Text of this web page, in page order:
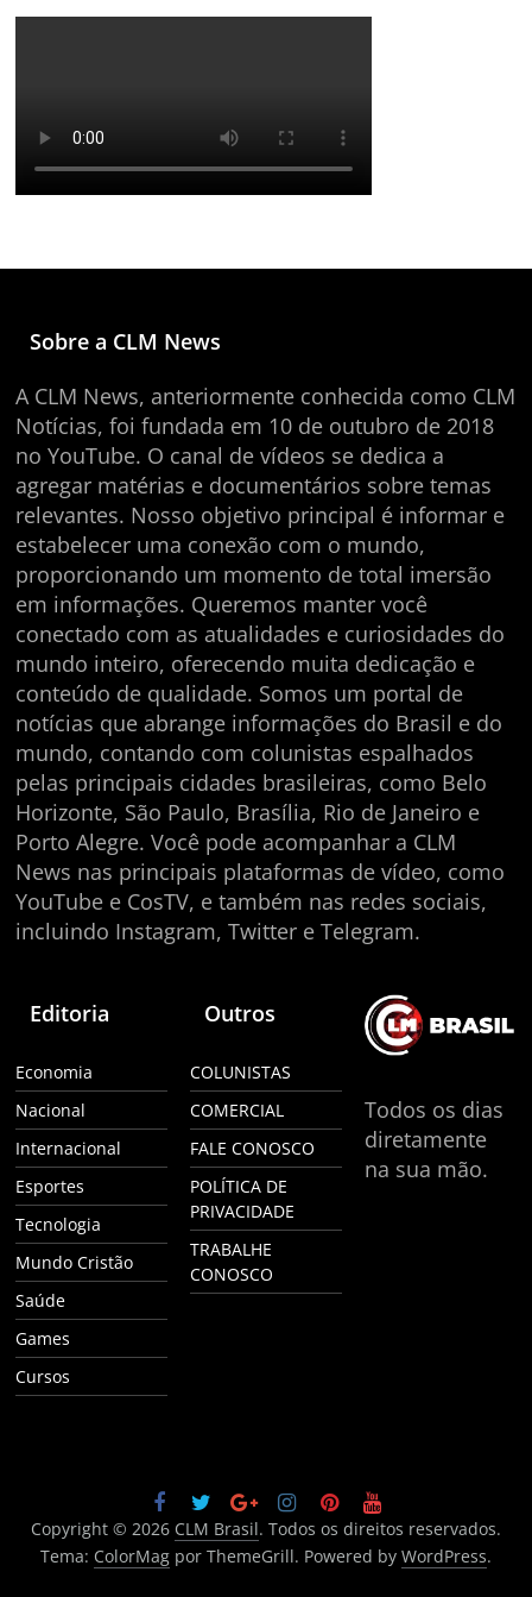
Sobre a CLM News
A CLM News, anteriormente conhecida como CLM
Notícias, foi fundada em 10 de outubro de 2018
no YouTube. O canal de vídeos se dedica a
agregar matérias e documentários sobre temas
relevantes. Nosso objetivo principal é informar e
estabelecer uma conexão com o mundo,
proporcionando um momento de total imersão
em informações. Queremos manter você
conectado com as atualidades e curiosidades do
mundo inteiro, oferecendo muita dedicação e
conteúdo de qualidade. Somos um portal de
notícias que abrange informações do Brasil e do
mundo, contando com colunistas espalhados
pelas principais cidades brasileiras, como Belo
Horizonte, São Paulo, Brasília, Rio de Janeiro e
Porto Alegre. Você pode acompanhar a CLM
News nas principais plataformas de vídeo, como
YouTube e CosTV, e também nas redes sociais,
incluindo Instagram, Twitter e Telegram.
Editoria
Economia
Nacional
Internacional
Esportes
Tecnologia
Mundo Cristão
Saúde
Games
Cursos
Outros
COLUNISTAS
COMERCIAL
FALE CONOSCO
POLÍTICA DE
PRIVACIDADE
TRABALHE
CONOSCO
Todos os dias
diretamente
na sua mão.
Copyright © 2026 CLM Brasil. Todos os direitos reservados.
Tema: ColorMagpor ThemeGrill. Powered by WordPress.